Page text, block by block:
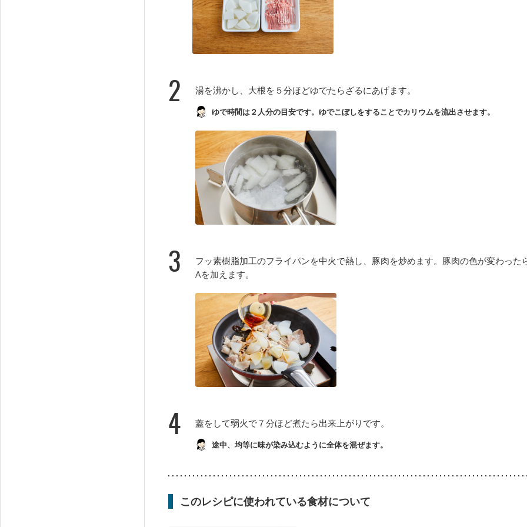
2 湯を沸かし、大根を５分ほどゆでたらざるにあげます。
ゆで時間は２人分の目安です。ゆでこぼしをすることでカリウムを流出させます。
3
フッ素樹脂加工のフライパンを中火で熱し、豚肉を炒めます。豚肉の色が変わった
Aを加えます。
4 蓋をして弱火で７分ほど煮たら出来上がりです。
途中、均等に味が染み込むように全体を混ぜます。
このレシピに使われている食材について